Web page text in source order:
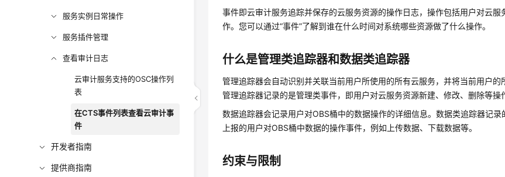
服务实例日常操作
服务插件管理
查看审计日志
云审计服务支持的OSC操作列
表
在CTS事件列表查看云审计事
件
开发者指南
提供商指南
事件即云审计服务追踪并保存的云服务资源的操作日志，操作包括用户对云
作。您可以通过“事件”了解到谁在什么时间对系统哪些资源做了什么操作。
什么是管理类追踪器和数据类追踪器
管理追踪器会自动识别并关联当前用户所使用的所有云服务，并将当前用户的
管理追踪器记录的是管理类事件，即用户对云服务资源新建、修改、删除等操
数据追踪器会记录用户对OBS桶中的数据操作的详细信息。数据类追踪器记
上报的用户对OBS桶中数据的操作事件，例如上传数据、下载数据等。
约束与限制